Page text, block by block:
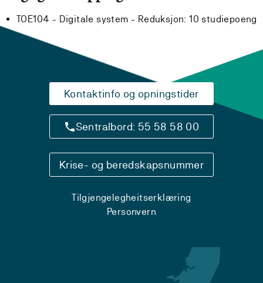
TOE104 - Digitale system - Reduksjon: 10 studiepoeng
Kontaktinfo og opningstider
Sentralbord: 55 58 58 00
Krise- og beredskapsnummer
Tilgjengelegheitserklæring
Personvern